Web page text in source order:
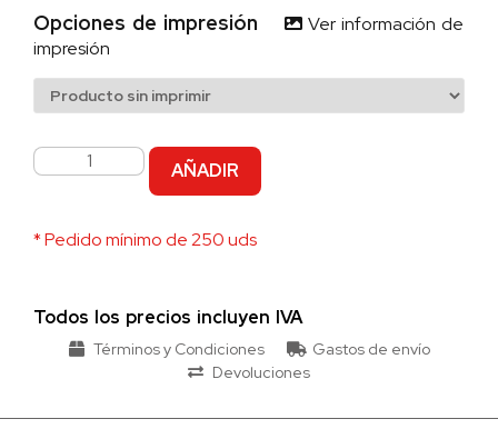
Opciones de impresión
Ver información de
impresión
AÑADIR
* Pedido mínimo de 250 uds
Todos los precios incluyen IVA
Términos y Condiciones
Gastos de envío
Devoluciones